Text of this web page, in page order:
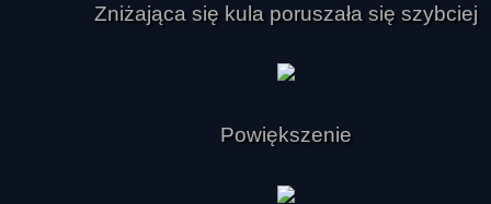
Zniżająca się kula poruszała się szybciej
Powiększenie